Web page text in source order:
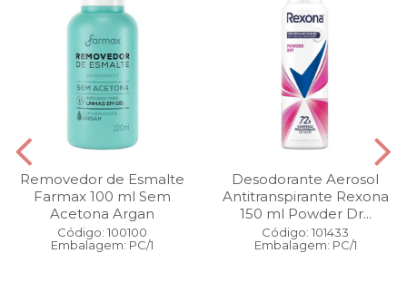
Removedor de Esmalte
Farmax 100 ml Sem
Acetona Argan
Código: 100100
Embalagem: PC/1
Desodorante Aerosol
Antitranspirante Rexona
150 ml Powder Dr...
Código: 101433
Embalagem: PC/1